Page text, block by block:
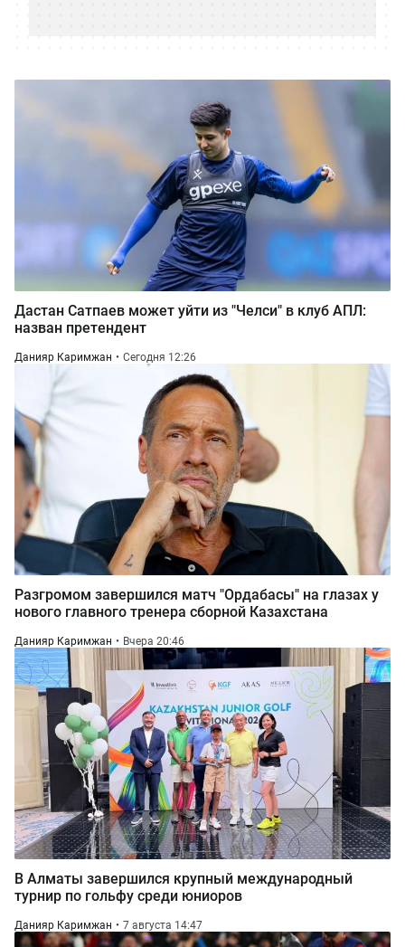
Дастан Сатпаев может уйти из "Челси" в клуб АПЛ:
назван претендент
Данияр Каримжан Сегодня 12:26
Разгромом завершился матч "Ордабасы" на глазах у
нового главного тренера сборной Казахстана
Данияр Каримжан Вчера 20:46
В Алматы завершился крупный международный
турнир по гольфу среди юниоров
Данияр Каримжан 7 августа 14:47